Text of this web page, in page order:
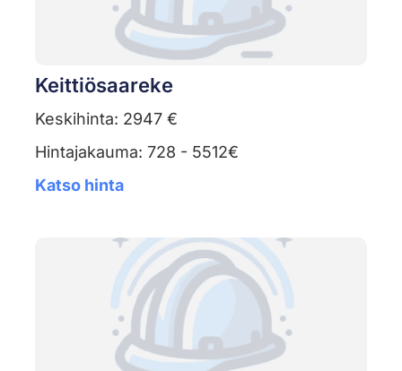
Keittiösaareke
Keskihinta: 2947 €
Hintajakauma: 728 - 5512€
Katso hinta